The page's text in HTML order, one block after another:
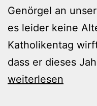
Genörgel an
es leider keine
Katholikentag
dass er dieses
weiterlesen